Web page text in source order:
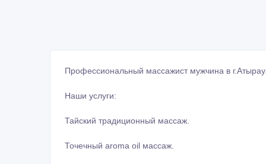
Профессиональный мacсажист мужчина в
Наши услуги:
Тайский традиционный мacсаж.
Точечный aroma oil мacсаж.